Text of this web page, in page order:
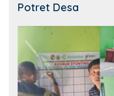
Potret Desa